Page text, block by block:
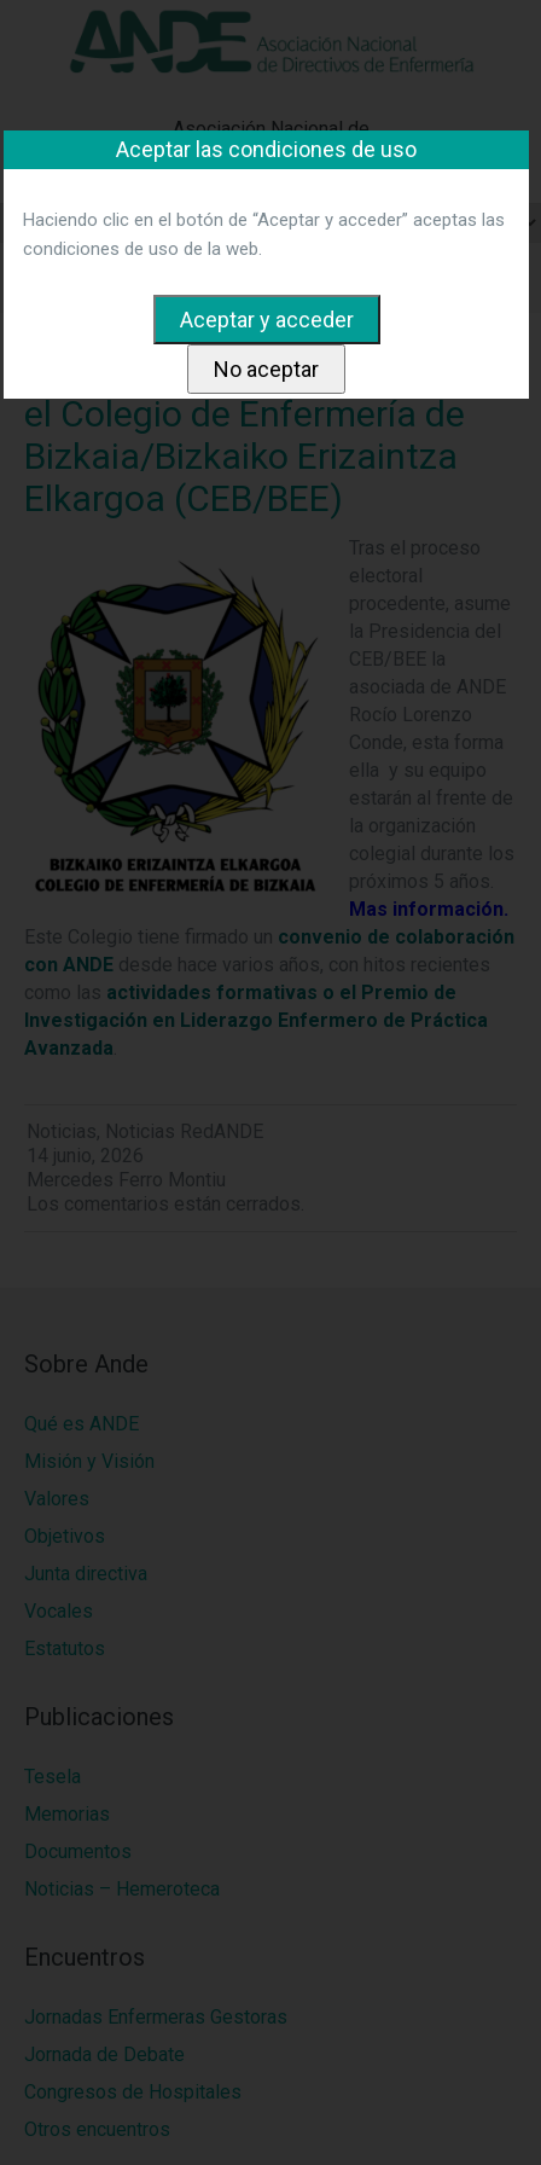
"Ver política"
Asociación Nacional de
Directivos de Enfermería
Enfermería de Bizkaia/Bizkaiko Erizaintza Elkargoa (CEB/BEE)
Nueva Junta de Gobierno en
el Colegio de Enfermería de
Bizkaia/Bizkaiko Erizaintza
Elkargoa (CEB/BEE)
Tras el proceso
electoral
procedente, asume
la Presidencia del
CEB/BEE la
asociada de ANDE
Rocío Lorenzo
Conde, esta forma
ella y su equipo
estarán al frente de
la organización
colegial durante los
próximos 5 años.
Mas información.
Este Colegio tiene firmado un convenio de colaboración
con ANDE desde hace varios años, con hitos recientes
como las actividades formativas o el Premio de
Investigación en Liderazgo Enfermero de Práctica
Avanzada
Noticias, Noticias RedANDE
14 junio, 2026
Mercedes Ferro Montiu
Los comentarios están cerrados.
Sobre Ande
Qué es ANDE
Misión y Visión
Valores
Objetivos
Junta directiva
Vocales
Estatutos
Publicaciones
Tesela
Memorias
Documentos
Noticias – Hemeroteca
Encuentros
Jornadas Enfermeras Gestoras
Jornada de Debate
Congresos de Hospitales
Otros encuentros
Aceptar las condiciones de uso
Haciendo clic en el botón de “Aceptar y acceder” aceptas las
condiciones de uso de la web.